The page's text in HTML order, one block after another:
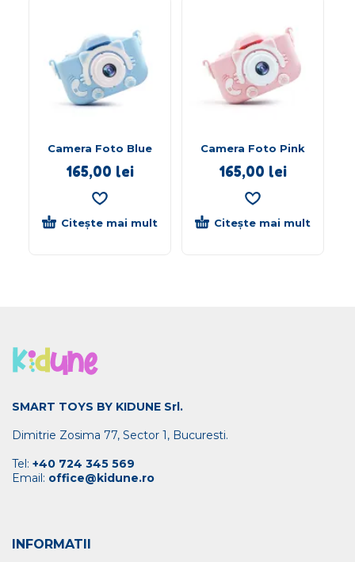
Camera Foto Blue
165,00 lei
Citește mai mult
Camera Foto Pink
165,00 lei
Citește mai mult
SMART TOYS BY KIDUNE Srl.
Dimitrie Zosima 77, Sector 1, Bucuresti.
Tel: +40 724 345 569
Email: office@kidune.ro
INFORMATII